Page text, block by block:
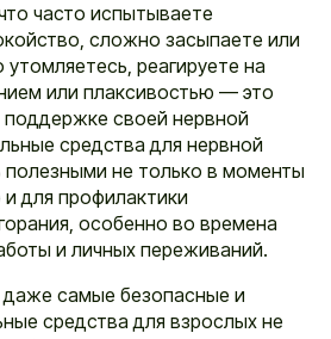
часто испытываете
сложно засыпаете или
реагируете на
или плаксивостью — это
своей нервной
средства для нервной
не только в моменты
для профилактики
особенно во времена
и личных переживаний.
самые безопасные и
средства для взрослых не